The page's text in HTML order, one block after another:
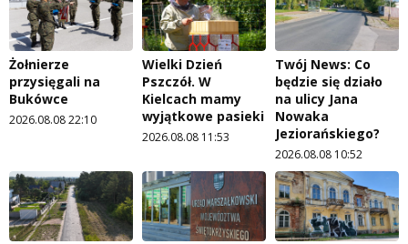
Żołnierze
przysięgali na
Bukówce
2026.08.08 22:10
Wielki Dzień
Pszczół. W
Kielcach mamy
wyjątkowe pasieki
2026.08.08 11:53
Twój News: Co
będzie się działo
na ulicy Jana
Nowaka
Jeziorańskiego?
2026.08.08 10:52